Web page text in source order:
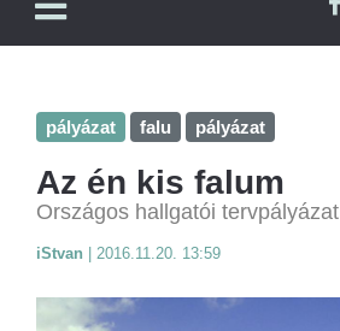
pályázat falu pályázat
Az én kis falum
Országos hallgatói tervpályázat
iStvan 2016.11.20. 13:59